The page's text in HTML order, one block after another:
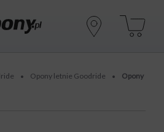
• Opony letnie Goodride •
Opony